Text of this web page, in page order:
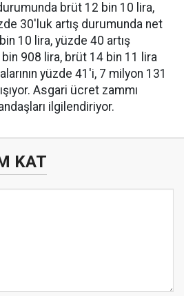
brüt 12 bin 10 lira,
30'luk artış durumunda net
10 lira, yüzde 40 artış
908 lira, brüt 14 bin 11 lira
yüzde 41'i, 7 milyon 131
Asgari ücret zammı
ilgilendiriyor.
KAT